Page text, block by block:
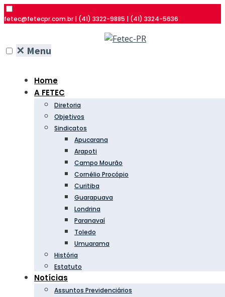
fetec@fetecpr.com.br | (41) 3322-9885 | (41) 3324-5636
✕ Menu
Home
A FETEC
Diretoria
Objetivos
Sindicatos
Apucarana
Arapoti
Campo Mourão
Cornélio Procópio
Curitiba
Guarapuava
Londrina
Paranavaí
Toledo
Umuarama
História
Estatuto
Notícias
Assuntos Previdenciários